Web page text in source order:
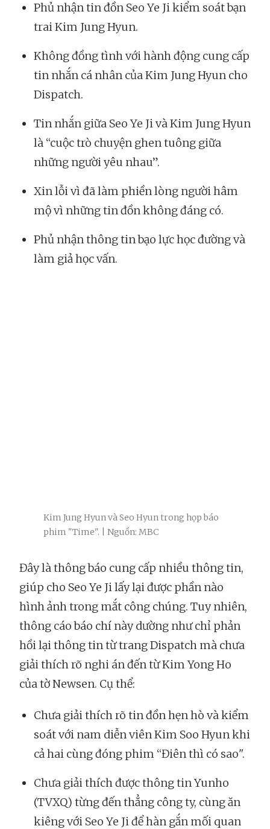
Phủ nhận tin đồn Seo Ye Ji kiểm soát bạn
trai Kim Jung Hyun.
Không đồng tình với hành động cung cấp
tin nhắn cá nhân của Kim Jung Hyun cho
Dispatch.
Tin nhắn giữa Seo Ye Ji và Kim Jung Hyun
là “cuộc trò chuyện ghen tuông giữa
những người yêu nhau”.
Xin lỗi vì đã làm phiền lòng người hâm
mộ vì những tin đồn không đáng có.
Phủ nhận thông tin bạo lực học đường và
làm giả học vấn.
Kim Jung Hyun và Seo Hyun trong họp báo
phim "Time". | Nguồn: MBC
Đây là thông báo cung cấp nhiều thông tin,
giúp cho Seo Ye Ji lấy lại được phần nào
hình ảnh trong mắt công chúng. Tuy nhiên,
thông cáo báo chí này dường như chỉ phản
hồi lại thông tin từ trang Dispatch mà chưa
giải thích rõ nghi án đến từ Kim Yong Ho
của tờ Newsen. Cụ thể:
Chưa giải thích rõ tin đồn hẹn hò và kiểm
soát với nam diễn viên Kim Soo Hyun khi
cả hai cùng đóng phim “Điên thì có sao".
Chưa giải thích được thông tin Yunho
(TVXQ) từng đến thẳng công ty, cùng ăn
kiêng với Seo Ye Ji để hàn gắn mối quan